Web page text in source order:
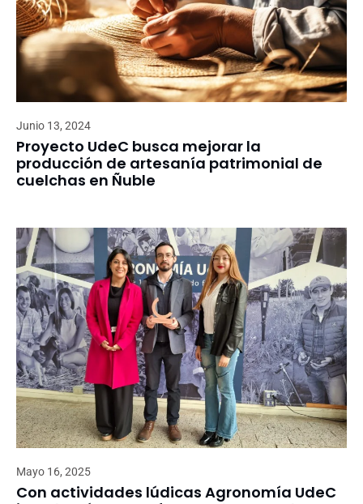
Junio 13, 2024
Proyecto UdeC busca mejorar la
producción de artesanía patrimonial de
cuelchas en Ñuble
Mayo 16, 2025
Con actividades lúdicas Agronomía UdeC